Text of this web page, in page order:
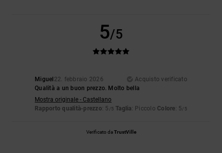
5/5
Miguel 22. febbraio 2026
Acquisto verificato
Qualità a un buon prezzo. Molto bella
Mostra originale - Castellano
Rapporto qualità-prezzo: 5 /5 Taglia: Piccolo Colore: 5/5
Verificato daTrustVille